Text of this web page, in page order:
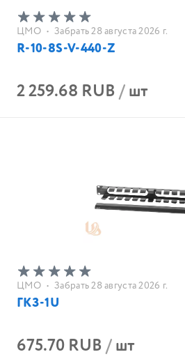
ЦМО • Забрать 28 августа 2026 г.
R-10-8S-V-440-Z
2 259.68 RUB/шт
ЦМО • Забрать 28 августа 2026 г.
ГКЗ-1U
675.70 RUB/шт